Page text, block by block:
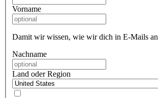
Vorname
Damit wir wissen, wie wir dich in E-Mails
Nachname
Land oder Region